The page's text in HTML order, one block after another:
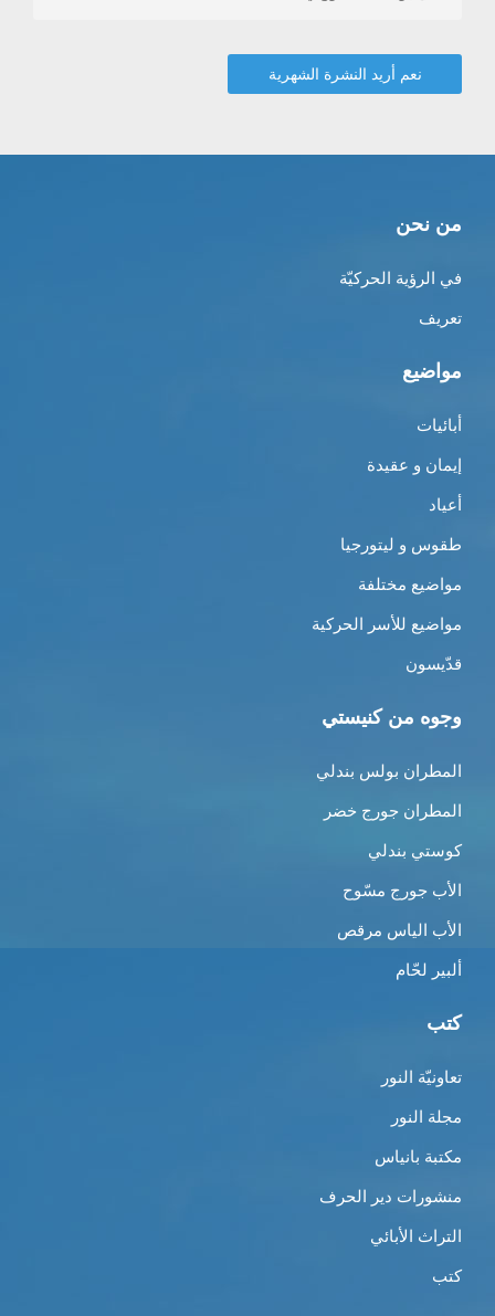
من نحن
في الرؤية الحركيّة
تعريف
مواضيع
أبائيات
إيمان و عقيدة
أعياد
طقوس و ليتورجيا
مواضيع مختلفة
مواضيع للأسر الحركية
قدّيسون
وجوه من كنيستي
المطران بولس بندلي
المطران جورج خضر
كوستي بندلي
الأب جورج مسّوح
الأب الياس مرقص
ألبير لحّام
كتب
تعاونيّة النور
مجلة النور
مكتبة بانياس
منشورات دير الحرف
التراث الأبائي
كتب